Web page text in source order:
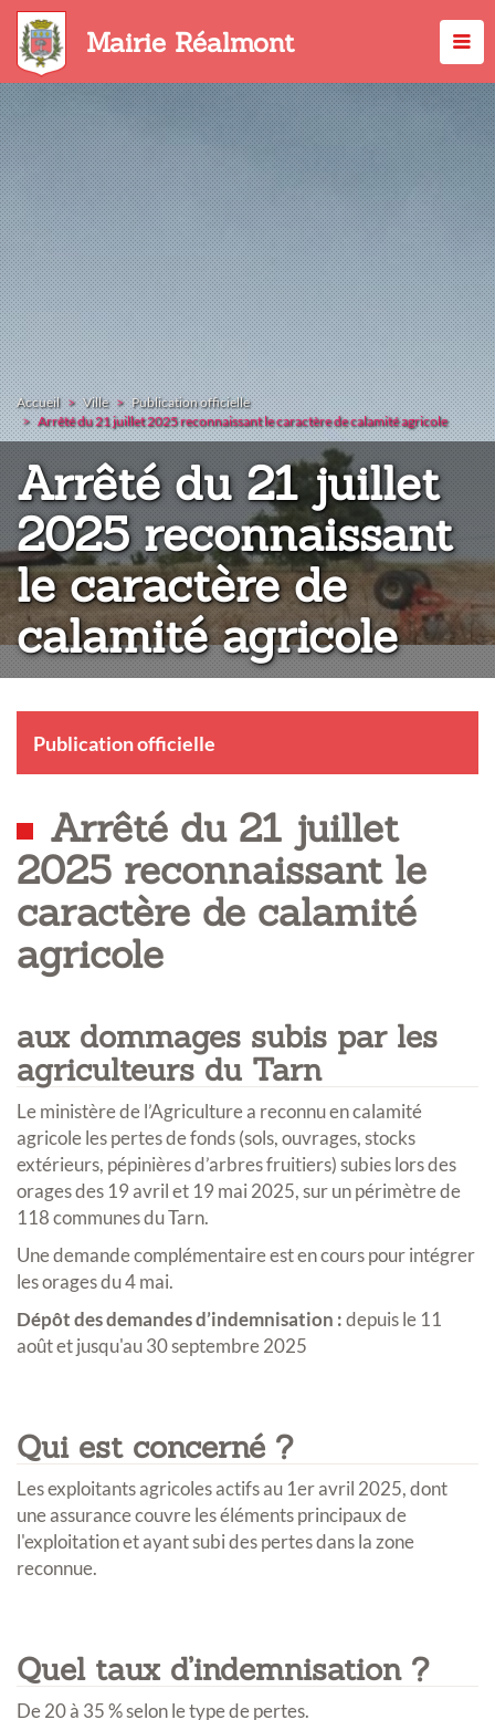
Aller
contenu
principal
Mairie Réalmont
Accueil Ville
Publication officielle
Arrêté du 21 juillet 2025 reconnaissant le caractère de calamité agricole
Arrêté du 21 juillet
2025 reconnaissant
le caractère de
calamité agricole
Publication officielle
Arrêté du 21 juillet
2025 reconnaissant le
caractère de calamité
agricole
aux dommages subis par les
agriculteurs du Tarn
Le ministère de l’Agriculture a reconnu en calamité
agricole les pertes de fonds (sols, ouvrages, stocks
extérieurs, pépinières d’arbres fruitiers) subies lors des
orages des 19 avril et 19 mai 2025, sur un périmètre de
118 communes du Tarn.
Une demande complémentaire est en cours pour intégrer
les orages du 4 mai.
Dépôt des demandes d’indemnisation :depuis le 11
août et jusqu'au 30 septembre 2025
Qui est concerné ?
Les exploitants agricoles actifs au 1er avril 2025, dont
une assurance couvre les éléments principaux de
l'exploitation et ayant subi des pertes dans la zone
reconnue.
Quel taux d’indemnisation ?
De 20 à 35 % selon le type de pertes.